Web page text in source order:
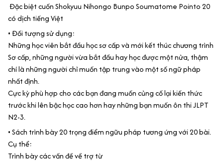
Đặc biệt cuốn Shokyuu Nihongo Bunpo Soumatome Pointo 20
có dịch tiếng Việt
• Đối tượng sử dụng:
Những học viên bắt đầu học sơ cấp và mới kết thúc chương trình
Sơ cấp, những người vừa bắt đầu hay học được một nửa, thậm
chí là những người chỉ muốn tập trung vào một số ngữ pháp
nhất định.
Cực kỳ phù hợp cho các bạn đang muốn củng cố lại kiến thức
trước khi lên bậc học cao hơn hay những bạn muốn ôn thi JLPT
N2-3.
• Sách trình bày 20 trọng điểm ngữu pháp tương ứng với 20 bài.
Cụ thể:
Trình bày các vấn đề về trợ từ